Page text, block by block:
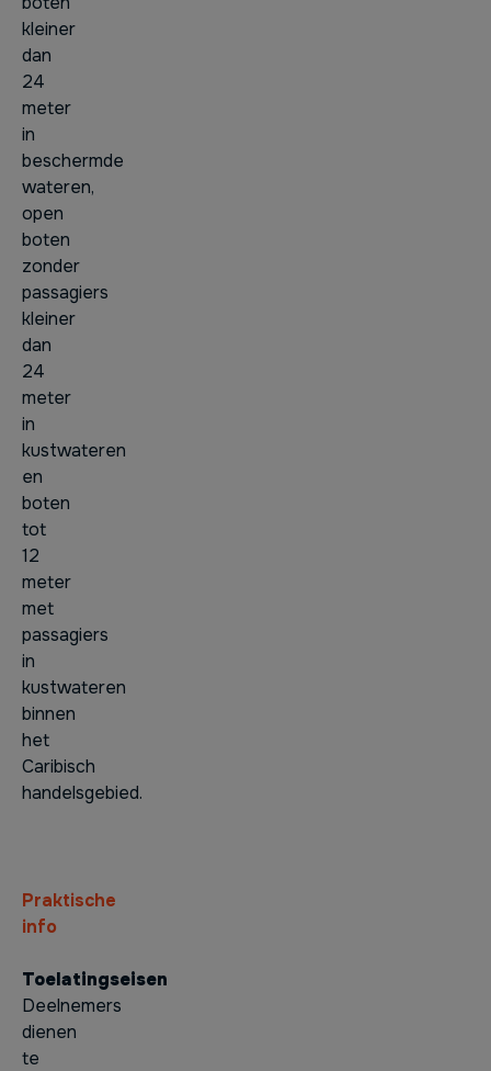
kleiner
dan
24
meter
in
beschermde
wateren,
open
boten
zonder
passagiers
kleiner
dan
24
meter
in
kustwateren
en
boten
tot
12
meter
met
passagiers
in
kustwateren
binnen
het
Caribisch
handelsgebied.
Praktische
info
Toelatingseisen
Deelnemers
dienen
te